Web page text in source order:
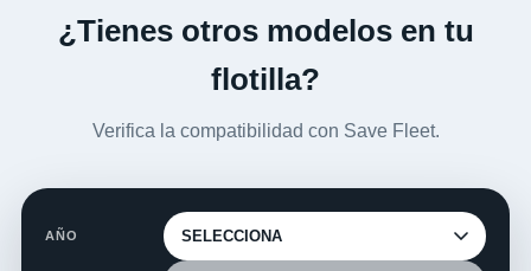
¿Tienes otros modelos en tu
flotilla?
Verifica la compatibilidad con Save Fleet.
AÑO